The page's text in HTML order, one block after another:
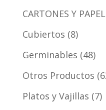
CARTONES Y
Cubiertos 8
Germinables 48
Otros Productos
Platos y Vajillas 7